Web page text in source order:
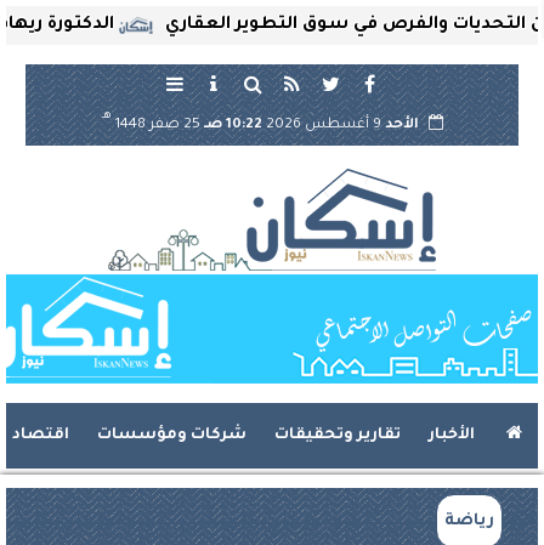
الدكتورة ريهام والفرص في سوق التطوير العقاري
الأحد9 أغسطس 2026 10:22 صـ 25 صفر 1448
هـ
الأخبار تقارير وتحقيقات شركات ومؤسسات اقتصاد
رياضة